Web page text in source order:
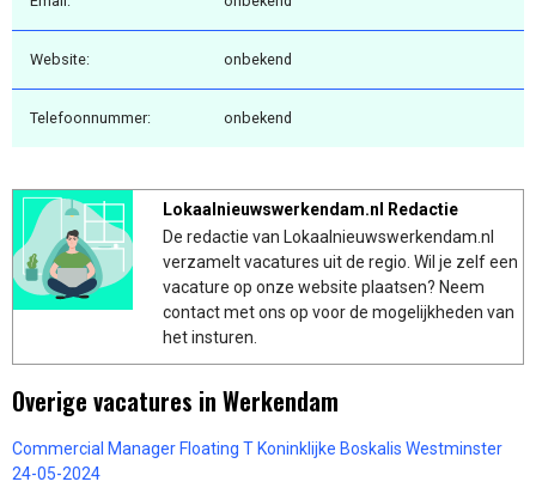
Website: onbekend
Telefoonnummer: onbekend
Lokaalnieuwswerkendam.nl Redactie
De redactie van Lokaalnieuwswerkendam.nl
verzamelt vacatures uit de regio. Wil je zelf een
vacature op onze website plaatsen? Neem
contact met ons op voor de mogelijkheden van
het insturen.
Overige vacatures in Werkendam
Commercial Manager Floating T Koninklijke Boskalis Westminster
24-05-2024